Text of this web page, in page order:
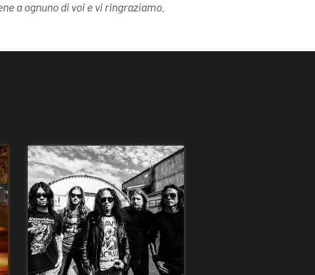
a ognuno di voi e vi ringraziamo.